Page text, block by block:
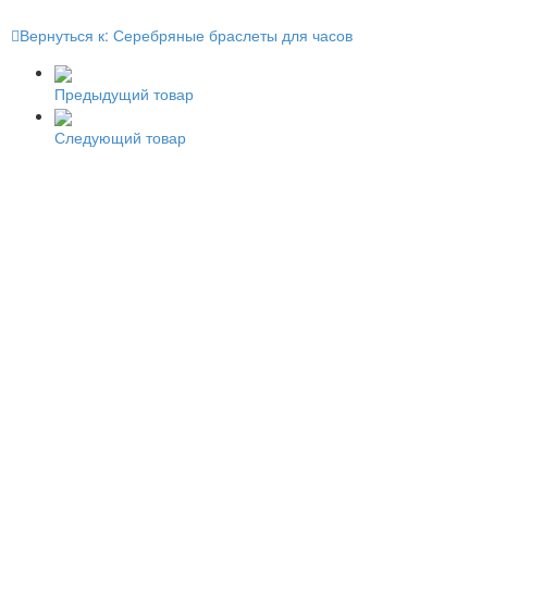
Вернуться к: Серебряные браслеты для часов
Предыдущий товар
Следующий товар